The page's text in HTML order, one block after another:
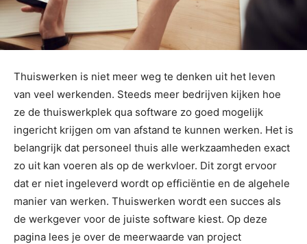
Thuiswerken is niet meer weg te denken uit het leven
van veel werkenden. Steeds meer bedrijven kijken hoe
ze de thuiswerkplek qua software zo goed mogelijk
ingericht krijgen om van afstand te kunnen werken. Het is
belangrijk dat personeel thuis alle werkzaamheden exact
zo uit kan voeren als op de werkvloer. Dit zorgt ervoor
dat er niet ingeleverd wordt op efficiëntie en de algehele
manier van werken. Thuiswerken wordt een succes als
de werkgever voor de juiste software kiest. Op deze
pagina lees je over de meerwaarde van project